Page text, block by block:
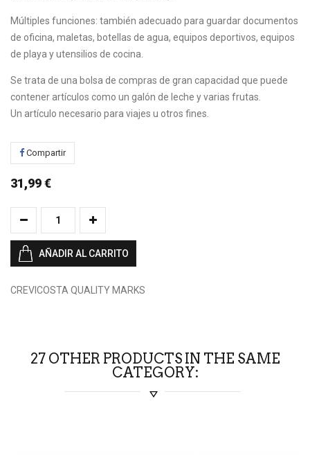
Múltiples funciones: también adecuado para guardar documentos
de oficina, maletas, botellas de agua, equipos deportivos, equipos
de playa y utensilios de cocina.
Se trata de una bolsa de compras de gran capacidad que puede
contener artículos como un galón de leche y varias frutas.
Un artículo necesario para viajes u otros fines.
Compartir
31,99 €
AÑADIR AL CARRITO
CREVICOSTA QUALITY MARKS
27 OTHER PRODUCTS IN THE SAME
CATEGORY: